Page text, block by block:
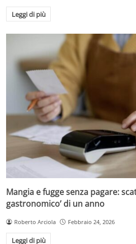
Leggi di più
Mangia e fugge senza pagare:
gastronomico’ di un anno
Roberto Arciola Febbraio 24, 2026
Leggi di più